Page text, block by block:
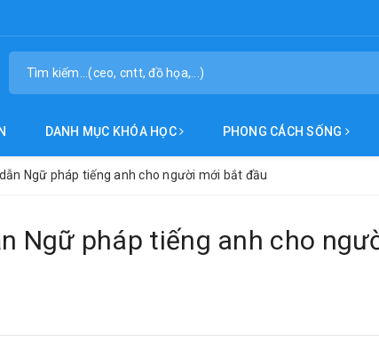
DANH MỤC KHÓA HỌC PHONG CÁCH SỐNG
Ngữ pháp tiếng anh cho người mới bắt đầu
Ngữ pháp tiếng anh cho